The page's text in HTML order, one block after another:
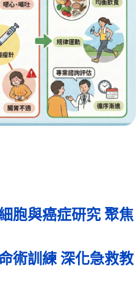
胞與癌症研究 聚焦
術訓練 深化急救教